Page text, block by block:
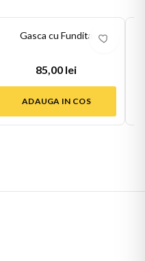
Gasca cu Fundita
85,00 lei
ADAUGA IN COS